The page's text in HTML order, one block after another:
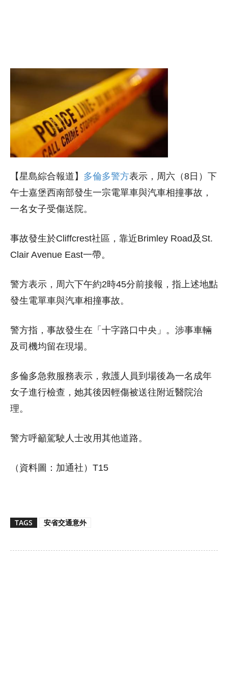
【星島綜合報道】 多倫多警方表示，周六（8日）下
午士嘉堡西南部發生一宗電單車與汽車相撞事故，
一名女子受傷送院。
事故發生於Cliffcrest社區，靠近Brimley Road及St.
Clair Avenue East一帶。
警方表示，周六下午約2時45分前接報，指上述地點
發生電單車與汽車相撞事故。
警方指，事故發生在「十字路口中央」。涉事車輛
及司機均留在現場。
多倫多急救服務表示，救護人員到場後為一名成年
女子進行檢查，她其後因輕傷被送往附近醫院治
理。
警方呼籲駕駛人士改用其他道路。
（資料圖：加通社）T15
TAGS 安省交通意外